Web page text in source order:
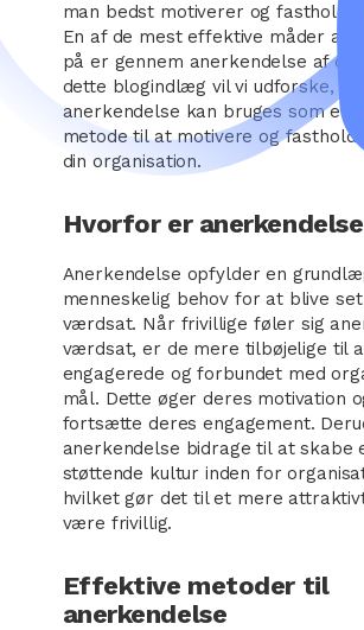
man bedst motiverer og
En af de mest effektive måder at
på er gennem anerkendelse af
dette blogindlæg vil vi udforske,
anerkendelse kan bruges som en
metode til at motivere og
din organisation.
Hvorfor er
Anerkendelse opfylder en
menneskelig behov for at blive
værdsat. Når frivillige føler sig
værdsat, er de mere tilbøjelige til
engagerede og forbundet med
mål. Dette øger deres motivation
fortsætte deres engagement.
anerkendelse bidrage til at skabe
støttende kultur inden for
hvilket gør det til et mere
være frivillig.
Effektive metoder til
anerkendelse